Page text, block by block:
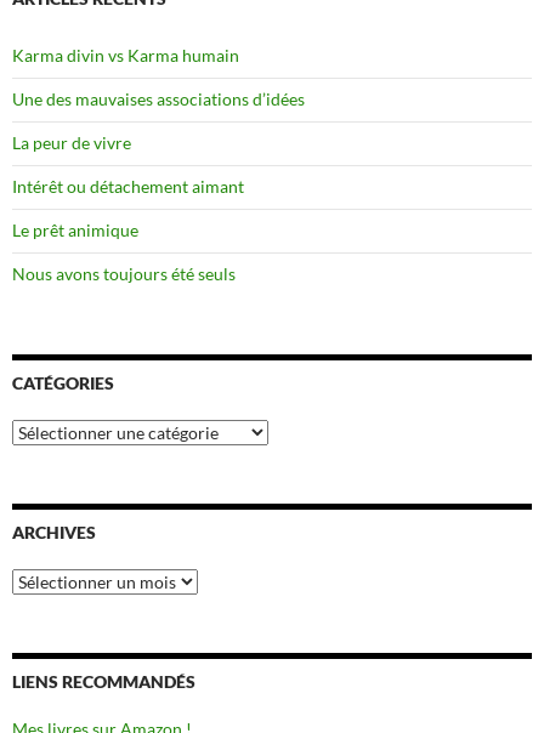
Karma divin vs Karma humain
Une des mauvaises associations d’idées
La peur de vivre
Intérêt ou détachement aimant
Le prêt animique
Nous avons toujours été seuls
CATÉGORIES
Catégories
ARCHIVES
Archives
LIENS RECOMMANDÉS
Mes livres sur Amazon !